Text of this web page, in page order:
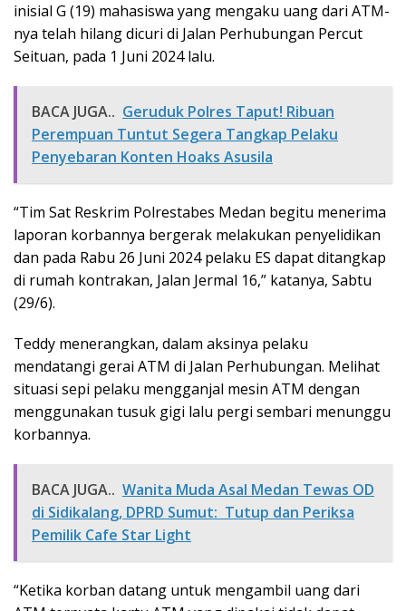
inisial G (19) mahasiswa yang mengaku uang dari ATM-
nya telah hilang dicuri di Jalan Perhubungan Percut
Seituan, pada 1 Juni 2024 lalu.
BACA JUGA.. Geruduk Polres Taput! Ribuan
Perempuan Tuntut Segera Tangkap Pelaku
Penyebaran Konten Hoaks Asusila
“Tim Sat Reskrim Polrestabes Medan begitu menerima
laporan korbannya bergerak melakukan penyelidikan
dan pada Rabu 26 Juni 2024 pelaku ES dapat ditangkap
di rumah kontrakan, Jalan Jermal 16,” katanya, Sabtu
(29/6).
Teddy menerangkan, dalam aksinya pelaku
mendatangi gerai ATM di Jalan Perhubungan. Melihat
situasi sepi pelaku mengganjal mesin ATM dengan
menggunakan tusuk gigi lalu pergi sembari menunggu
korbannya.
BACA JUGA.. Wanita Muda Asal Medan Tewas OD
di Sidikalang, DPRD Sumut: Tutup dan Periksa
Pemilik Cafe Star Light
“Ketika korban datang untuk mengambil uang dari